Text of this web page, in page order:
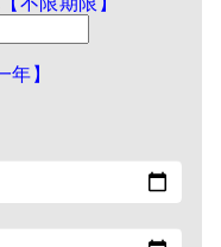
年】